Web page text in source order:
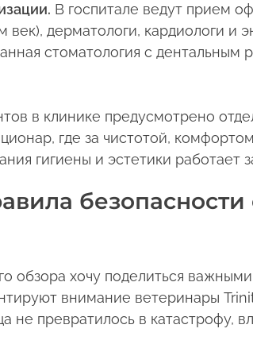
В госпитале ведут прием
век), дерматологи, кардиологи и
стоматология с дентальным
в клинике предусмотрено
где за чистотой,
гигиены и эстетики работает
обзора хочу поделиться
внимание ветеринары
не превратилось в катастрофу,